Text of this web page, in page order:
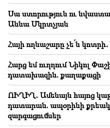
19:17 Կարևոր
Երևի փոստը լավ չի
Պոլսո պատրիարքի
19:01
ԱՄՆ-ում Facebook-ին և
567 մլն դոլարով
18:51
Մինվոդիում կասեցվել է 16
անօրինական
Սա ստորություն ու
Աննա Մկրտչյան
Հայի ողնաշարը չե՛ն
Հարց եմ ուղղում Նիկոլ
դատախազին. քաղաքացի
ՈՒՂԻՂ․ Ամենայն հայոց
դատարան. ապօրինի
զարգացումներ